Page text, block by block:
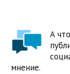
А
мнение.